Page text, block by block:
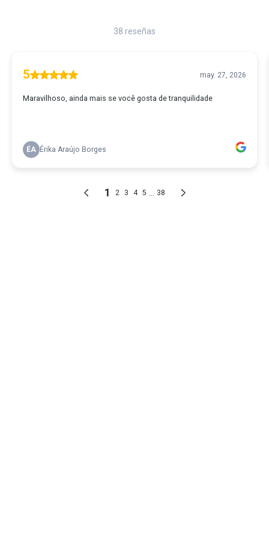
38 reseñas
5 may. 27, 2026
Maravilhoso, ainda mais se você gosta de tranquilidade
ÉA Érika Araújo Borges
1 2 3 4 5 38